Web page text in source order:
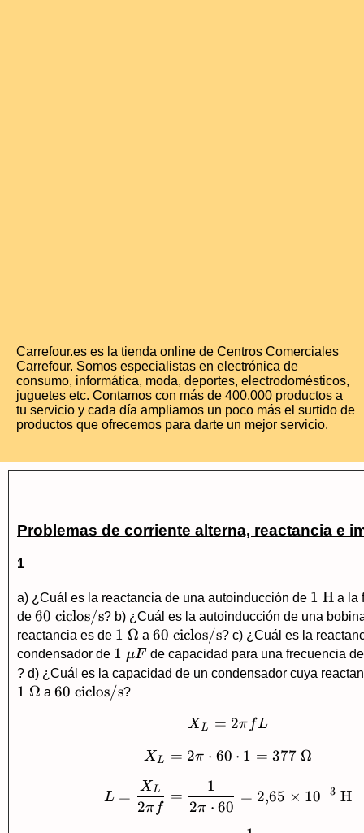
Carrefour.es es la tienda online de Centros Comerciales
Carrefour. Somos especialistas en electrónica de
consumo, informática, moda, deportes, electrodomésticos,
juguetes etc. Contamos con más de 400.000 productos a
tu servicio y cada día ampliamos un poco más el surtido de
productos que ofrecemos para darte un mejor servicio.
Problemas de corriente alterna, reactancia e
1
a) ¿Cuál es la reactancia de una autoinducción de 1\
1 H a la
de 60\
\text{ciclos/s}
60 ciclos/s? b) ¿Cuál es la autoinducción de una
reactancia es de 1\
\Omega
1 Ω a 60\
\text{ciclos/s}
60 ciclos/s? c) ¿Cuál es la
condensador de 1\
\mu
F
1 μF de capacidad para una frecuencia
? d) ¿Cuál es la capacidad de un condensador cuya
1 Ω a 60\
60 ciclos/s?
X_L=2\pi fL
XL = 2π fL
X_L=2\pi \cdot
XL = 2π ⋅ 60 ⋅ 1 = 377 Ω
L =
2π f
XL =
2π ⋅ 60
1
= 2,65 × 10−3 H